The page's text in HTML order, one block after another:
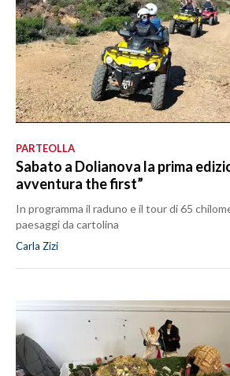
PARTEOLLA
Sabato a Dolianova la prima
avventura the first”
In programma il raduno e il tour di 65
paesaggi da cartolina
Carla Zizi